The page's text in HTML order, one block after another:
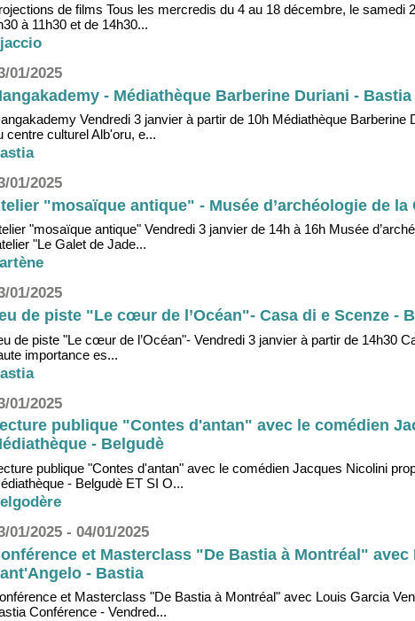
de films Tous les mercredis du 4 au 18 décembre, le samedi
à 11h30 et de 14h30...
01/2025
- Médiathèque Barberine Duriani - Bastia
Vendredi 3 janvier à partir de 10h Médiathèque
centre culturel Alb'oru, e...
01/2025
"mosaïque antique" - Musée d’archéologie de la
"mosaïque antique" Vendredi 3 janvier de 14h à 16h Musée
"Le Galet de Jade...
01/2025
de piste "Le cœur de l’Océan"- Casa di e Scenze -
de piste "Le cœur de l’Océan"- Vendredi 3 janvier à partir de 14h30
importance es...
01/2025
publique "Contes d'antan" avec le comédien
- Belgudè
publique "Contes d'antan" avec le comédien Jacques Nicolini
- Belgudè ET SI O...
01/2025 - 04/01/2025
et Masterclass "De Bastia à Montréal"
- Bastia
et Masterclass "De Bastia à Montréal" avec Louis Garcia
Conférence - Vendred...